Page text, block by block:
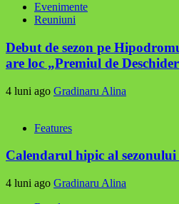
Evenimente
Reuniuni
Debut de sezon pe
are loc „Premiul de
4 luni ago Gradinaru Alina
Features
Calendarul hipic al
4 luni ago Gradinaru Alina